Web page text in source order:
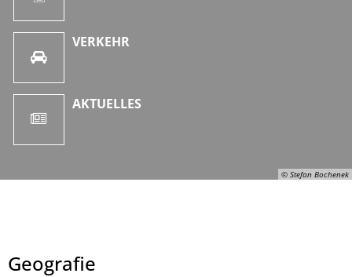
© Stefan Bochenek
VERKEHR
AKTUELLES
Geografie